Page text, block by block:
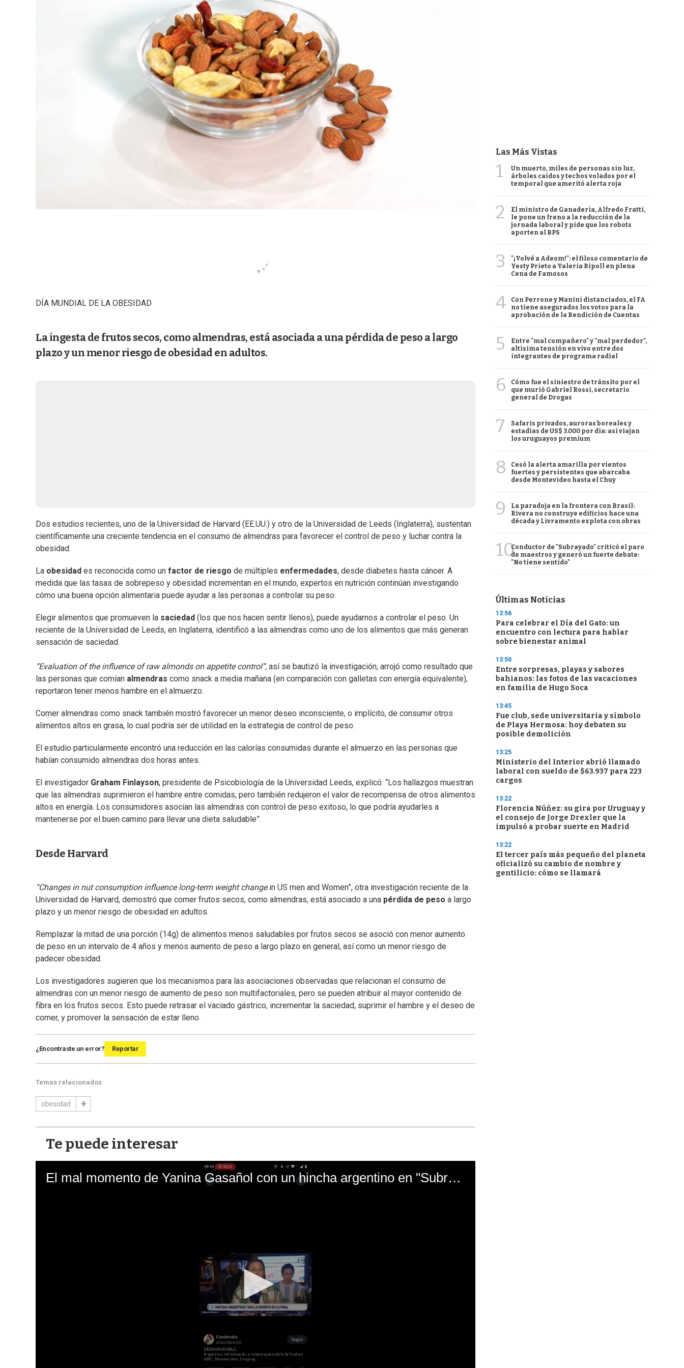
DÍA MUNDIAL DE LA OBESIDAD
La ingesta de frutos secos, como almendras, está asociada a una pérdida de peso a largo
plazo y un menor riesgo de obesidad en adultos.
Dos estudios recientes, uno de la Universidad de Harvard (EE.UU.) y otro de la Universidad de Leeds (Inglaterra), sustentan
científicamente una creciente tendencia en el consumo de almendras para favorecer el control de peso y luchar contra la
obesidad.
La obesidad es reconocida como un factor de riesgo de múltiples enfermedades, desde diabetes hasta cáncer. A
medida que las tasas de sobrepeso y obesidad incrementan en el mundo, expertos en nutrición continúan investigando
cómo una buena opción alimentaria puede ayudar a las personas a controlar su peso.
Elegir alimentos que promueven la saciedad (los que nos hacen sentir llenos), puede ayudarnos a controlar el peso. Un
reciente de la Universidad de Leeds, en Inglaterra, identificó a las almendras como uno de los alimentos que más generan
sensación de saciedad.
“Evaluation of the influence of raw almonds on appetite control”, así se bautizó la investigación, arrojó como resultado que
las personas que comían almendras como snack a media mañana (en comparación con galletas con energía equivalente),
reportaron tener menos hambre en el almuerzo.
Comer almendras como snack también mostró favorecer un menor deseo inconsciente, o implícito, de consumir otros
alimentos altos en grasa, lo cual podría ser de utilidad en la estrategia de control de peso.
El estudio particularmente encontró una reducción en las calorías consumidas durante el almuerzo en las personas que
habían consumido almendras dos horas antes.
El investigador Graham Finlayson, presidente de Psicobiología de la Universidad Leeds, explicó: “Los hallazgos muestran
que las almendras suprimieron el hambre entre comidas, pero también redujeron el valor de recompensa de otros alimentos
altos en energía. Los consumidores asocian las almendras con control de peso exitoso, lo que podría ayudarles a
mantenerse por el buen camino para llevar una dieta saludable”.
Desde Harvard
“Changes in nut consumption influence long-term weight changein US men and Women”, otra investigación reciente de la
Universidad de Harvard, demostró que comer frutos secos, como almendras, está asociado a una pérdida de peso a largo
plazo y un menor riesgo de obesidad en adultos.
Remplazar la mitad de una porción (14g) de alimentos menos saludables por frutos secos se asoció con menor aumento
de peso en un intervalo de 4 años y menos aumento de peso a largo plazo en general, así como un menor riesgo de
padecer obesidad.
Los investigadores sugieren que los mecanismos para las asociaciones observadas que relacionan el consumo de
almendras con un menor riesgo de aumento de peso son multifactoriales, pero se pueden atribuir al mayor contenido de
fibra en los frutos secos. Esto puede retrasar el vaciado gástrico, incrementar la saciedad, suprimir el hambre y el deseo de
comer, y promover la sensación de estar lleno.
¿Encontraste un error? Reportar
Temas relacionados
obesidad
Te puede interesar
El mal momento de Yanina Gasañol con un hincha argentino en "Subrayado"
Las Más Vistas
1
Un muerto, miles de personas sin luz,
árboles caídos y techos volados por el
temporal que ameritó alerta roja
2
El ministro de Ganadería, Alfredo Fratti,
le pone un freno a la reducción de la
jornada laboral y pide que los robots
aporten al BPS
3
"¡Volvé a Adeom!": el filoso comentario de
Yesty Prieto a Valeria Ripoll en plena
Cena de Famosos
4
Con Perrone y Manini distanciados, el FA
no tiene asegurados los votos para la
aprobación de la Rendición de Cuentas
5
Entre "mal compañero" y "mal perdedor",
altísima tensión en vivo entre dos
integrantes de programa radial
6
Cómo fue el siniestro de tránsito por el
que murió Gabriel Rossi, secretario
general de Drogas
7
Safaris privados, auroras boreales y
estadías de US$ 3.000 por día: así viajan
los uruguayos premium
8
Cesó la alerta amarilla por vientos
fuertes y persistentes que abarcaba
desde Montevideo hasta el Chuy
9
La paradoja en la frontera con Brasil:
Rivera no construye edificios hace una
década y Livramento explota con obras
10Conductor de "Subrayado" criticó el paro
de maestros y generó un fuerte debate:
"No tiene sentido"
Últimas Noticias
13:56
Para celebrar el Día del Gato: un
encuentro con lectura para hablar
sobre bienestar animal
13:50
Entre sorpresas, playas y sabores
bahianos: las fotos de las vacaciones
en familia de Hugo Soca
13:45
Fue club, sede universitaria y símbolo
de Playa Hermosa: hoy debaten su
posible demolición
13:25
Ministerio del Interior abrió llamado
laboral con sueldo de $63.937 para 223
cargos
13:22
Florencia Núñez: su gira por Uruguay y
el consejo de Jorge Drexler que la
impulsó a probar suerte en Madrid
13:22
El tercer país más pequeño del planeta
oficializó su cambio de nombre y
gentilicio: cómo se llamará